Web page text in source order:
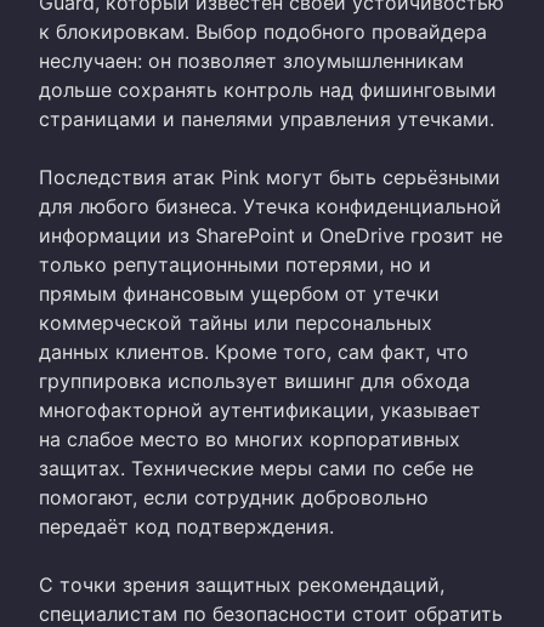
к блокировкам. Выбор подобного провайдера
неслучаен: он позволяет злоумышленникам
дольше сохранять контроль над фишинговыми
страницами и панелями управления утечками.
Последствия атак Pink могут быть серьёзными
для любого бизнеса. Утечка конфиденциальной
информации из SharePoint и OneDrive грозит не
только репутационными потерями, но и
прямым финансовым ущербом от утечки
коммерческой тайны или персональных
данных клиентов. Кроме того, сам факт, что
группировка использует вишинг для обхода
многофакторной аутентификации, указывает
на слабое место во многих корпоративных
защитах. Технические меры сами по себе не
помогают, если сотрудник добровольно
передаёт код подтверждения.
С точки зрения защитных рекомендаций,
специалистам по безопасности стоит обратить